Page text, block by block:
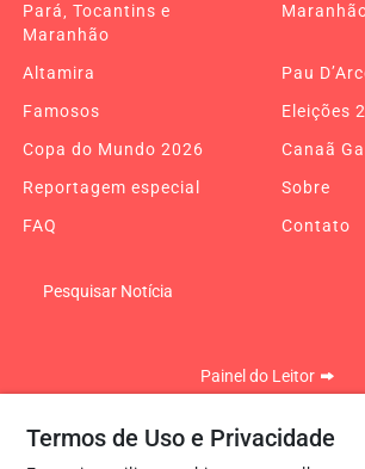
Pará, Tocantins e
Maranhão
Altamira
Pau
Famosos
Eleições
Copa do Mundo 2026
Canaã
Reportagem especial
Sobre
FAQ
Contato
Pesquisar Notícia
Painel do Leitor
Termos de Uso e Privacidade